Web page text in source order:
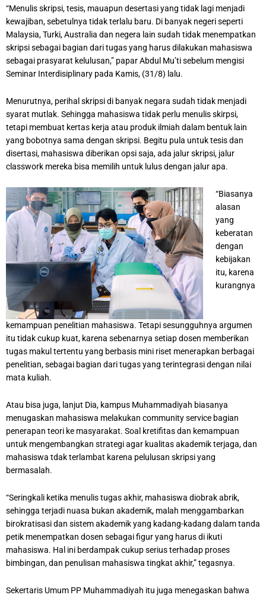
“Menulis skripsi, tesis, mauapun desertasi yang tidak lagi menjadi
kewajiban, sebetulnya tidak terlalu baru. Di banyak negeri seperti
Malaysia, Turki, Australia dan negera lain sudah tidak menempatkan
skripsi sebagai bagian dari tugas yang harus dilakukan mahasiswa
sebagai prasyarat kelulusan,” papar Abdul Mu’ti sebelum mengisi
Seminar Interdisiplinary pada Kamis, (31/8) lalu.
Menurutnya, perihal skripsi di banyak negara sudah tidak menjadi
syarat mutlak. Sehingga mahasiswa tidak perlu menulis skirpsi,
tetapi membuat kertas kerja atau produk ilmiah dalam bentuk lain
yang bobotnya sama dengan skripsi. Begitu pula untuk tesis dan
disertasi, mahasiswa diberikan opsi saja, ada jalur skripsi, jalur
classwork mereka bisa memilih untuk lulus dengan jalur apa.
“Biasanya
alasan
yang
keberatan
dengan
kebijakan
itu, karena
kurangnya
kemampuan penelitian mahasiswa. Tetapi sesungguhnya argumen
itu tidak cukup kuat, karena sebenarnya setiap dosen memberikan
tugas makul tertentu yang berbasis mini riset menerapkan berbagai
penelitian, sebagai bagian dari tugas yang terintegrasi dengan nilai
mata kuliah.
Atau bisa juga, lanjut Dia, kampus Muhammadiyah biasanya
menugaskan mahasiswa melakukan community service bagian
penerapan teori ke masyarakat. Soal kretifitas dan kemampuan
untuk mengembangkan strategi agar kualitas akademik terjaga, dan
mahasiswa tdak terlambat karena pelulusan skripsi yang
bermasalah.
“Seringkali ketika menulis tugas akhir, mahasiswa diobrak abrik,
sehingga terjadi nuasa bukan akademik, malah menggambarkan
birokratisasi dan sistem akademik yang kadang-kadang dalam tanda
petik menempatkan dosen sebagai figur yang harus di ikuti
mahasiswa. Hal ini berdampak cukup serius terhadap proses
bimbingan, dan penulisan mahasiswa tingkat akhir,” tegasnya.
Sekertaris Umum PP Muhammadiyah itu juga menegaskan bahwa